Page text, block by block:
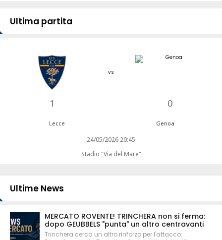
Ultima partita
1
vs
0
Lecce Genoa
24/05/2026 20:45
Stadio "Via del Mare"
Ultime News
MERCATO ROVENTE! TRINCHERA non si ferma:
dopo GEUBBELS "punta" un altro centravanti
Trinchera cerca un altro rinforzo per l'attacco: